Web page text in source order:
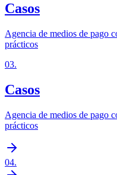
Casos
Agencia de medios de pago
prácticos
03.
Casos
Agencia de medios de pago
prácticos
04.